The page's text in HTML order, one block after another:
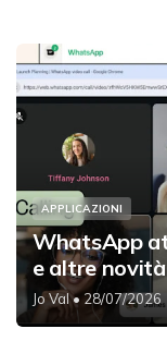
APPLICAZIONI
WhatsApp
e altre novità
Jo Val• 28/07/2026